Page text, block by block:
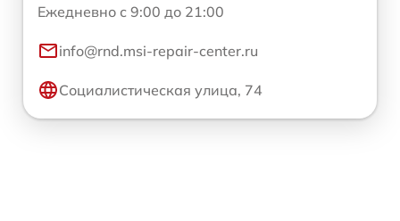
Ежедневно с 9:00 до 21:00
info@rnd.msi-repair-center.ru
Социалистическая улица, 74